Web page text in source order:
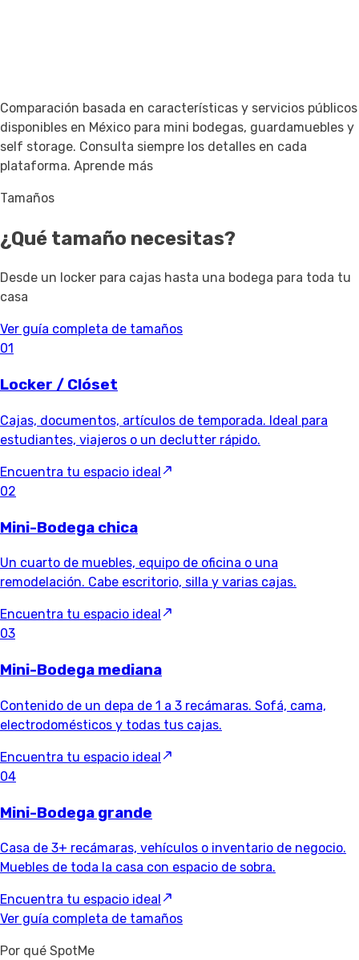
Comparación basada en características y servicios públicos
disponibles en México para mini bodegas, guardamuebles y
self storage. Consulta siempre los detalles en cada
plataforma. Aprende más
Tamaños
¿Qué tamaño necesitas?
Desde un locker para cajas hasta una bodega para toda tu
casa
Ver guía completa de tamaños
01
Locker / Clóset
Cajas, documentos, artículos de temporada. Ideal para
estudiantes, viajeros o un declutter rápido.
Encuentra tu espacio ideal
02
Mini-Bodega chica
Un cuarto de muebles, equipo de oficina o una
remodelación. Cabe escritorio, silla y varias cajas.
Encuentra tu espacio ideal
03
Mini-Bodega mediana
Contenido de un depa de 1 a 3 recámaras. Sofá, cama,
electrodomésticos y todas tus cajas.
Encuentra tu espacio ideal
04
Mini-Bodega grande
Casa de 3+ recámaras, vehículos o inventario de negocio.
Muebles de toda la casa con espacio de sobra.
Encuentra tu espacio ideal
Ver guía completa de tamaños
Por qué SpotMe